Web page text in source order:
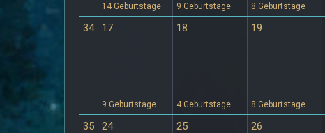
14 Geburtstage 9 Geburtstage 8 Geburtstage
34 17
9 Geburtstage
18
4 Geburtstage
19
8 Geburtstage
35 24 25 26